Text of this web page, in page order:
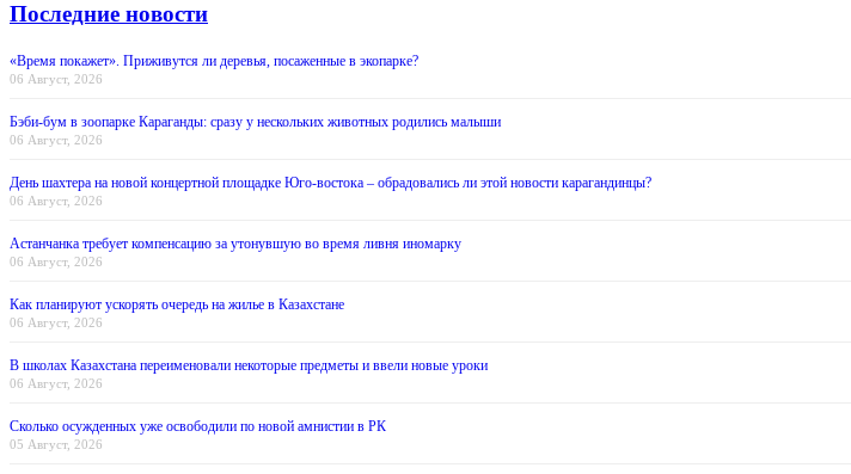
Последние новости
«Время покажет». Приживутся ли деревья, посаженные в экопарке?
06 Август, 2026
Бэби-бум в зоопарке Караганды: сразу у нескольких животных родились малыши
06 Август, 2026
День шахтера на новой концертной площадке Юго-востока – обрадовались ли этой новости карагандинцы?
06 Август, 2026
Астанчанка требует компенсацию за утонувшую во время ливня иномарку
06 Август, 2026
Как планируют ускорять очередь на жилье в Казахстане
06 Август, 2026
В школах Казахстана переименовали некоторые предметы и ввели новые уроки
06 Август, 2026
Сколько осужденных уже освободили по новой амнистии в РК
05 Август, 2026